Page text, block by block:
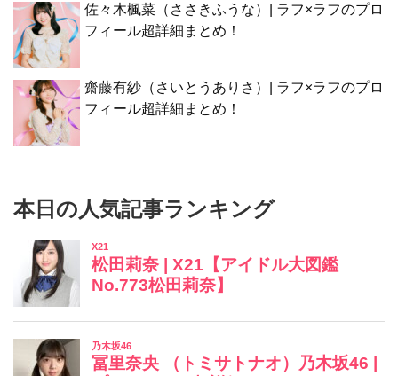
佐々木楓菜（ささきふうな）| ラフ×ラフのプロ
フィール超詳細まとめ！
齋藤有紗（さいとうありさ）| ラフ×ラフのプロ
フィール超詳細まとめ！
本日の人気記事ランキング